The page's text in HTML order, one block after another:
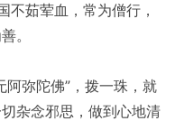
茹荤血，常为僧行，
。
弥陀佛”，拨一珠，就
杂念邪思，做到心地清